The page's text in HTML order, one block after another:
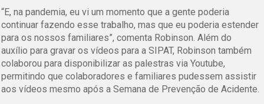
“E, na pandemia, eu vi um momento que a gente poderia
continuar fazendo esse trabalho, mas que eu poderia estender
para os nossos familiares”, comenta Robinson. Além do
auxílio para gravar os vídeos para a SIPAT, Robinson também
colaborou para disponibilizar as palestras via Youtube,
permitindo que colaboradores e familiares pudessem assistir
aos vídeos mesmo após a Semana de Prevenção de Acidente.